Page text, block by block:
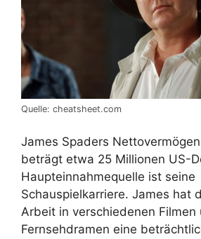
Quelle: cheatsheet.com
James Spaders
beträgt etwa 25 Millionen US-
Haupteinnahmequelle ist seine
Schauspielkarriere. James hat
Arbeit in verschiedenen Filmen
Fernsehdramen eine